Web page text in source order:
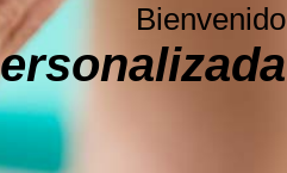
Bienvenido